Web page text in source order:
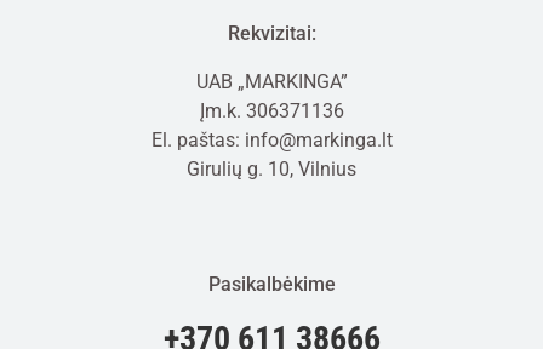
Rekvizitai:
UAB „MARKINGA”
Įm.k. 306371136
El. paštas: info@markinga.lt
Girulių g. 10, Vilnius
Pasikalbėkime
+370 611 38666